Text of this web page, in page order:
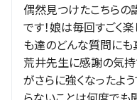
偶然見つけたこちらの
です！娘は毎回すごく
も達のどんな質問にも
荒井先生に感謝の気持
がさらに強くなったよ